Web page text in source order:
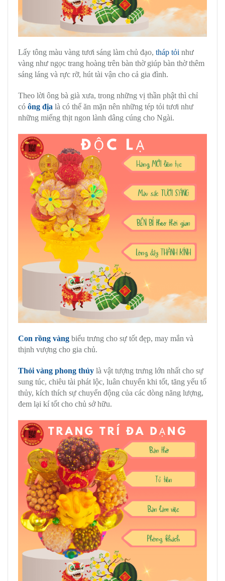
Lấy tông màu vàng tươi sáng làm chủ đạo, tháp tỏi như
vàng như ngọc trang hoàng trên bàn thờ giúp bàn thờ thêm
sáng láng và rực rỡ, hút tài vận cho cả gia đình.
Theo lời ông bà già xưa, trong những vị thần phật thì chỉ
có ông địa là có thể ăn mặn nên những tép tỏi tươi như
những miếng thịt ngon lành dâng cúng cho Ngài.
Con rồng vàng biểu trưng cho sự tốt đẹp, may mắn và
thịnh vượng cho gia chủ.
Thỏi vàng phong thủy là vật tượng trưng lớn nhất cho sự
sung túc, chiêu tài phát lộc, luân chuyển khi tốt, tăng yếu tố
thủy, kích thích sự chuyển động của các dòng năng lượng,
đem lại kí tốt cho chủ sở hữu.